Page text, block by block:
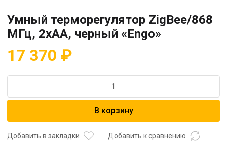
Умный терморегулятор ZigBee/868
МГц, 2хАА, черный «Engo»
17 370 ₽
Умный
МГц,
В корзину
Добавить в закладки Добавить к сравнению